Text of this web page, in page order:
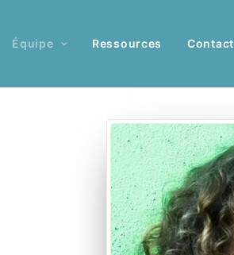
Équipe Ressources Contact